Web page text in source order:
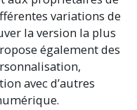
variations de
la version la plus
également des
avec d’autres